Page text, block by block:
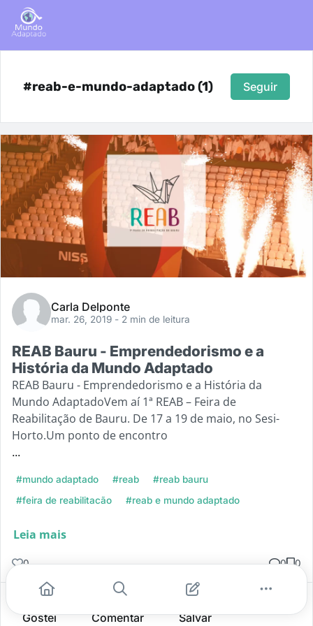
#reab-e-mundo-adaptado (1) Seguir
Carla Delponte
mar. 26, 2019 - 2 min de leitura
REAB Bauru - Emprendedorismo e a
História da Mundo Adaptado
REAB Bauru - Emprendedorismo e a História da
Mundo AdaptadoVem aí 1ª REAB – Feira de
Reabilitação de Bauru. De 17 a 19 de maio, no Sesi-
Horto.Um ponto de encontro
...
#mundo adaptado #reab
#reab bauru
#feira de reabilitacão
#reab e mundo adaptado
Leia mais
0 0 0
Gostei Comentar Salvar